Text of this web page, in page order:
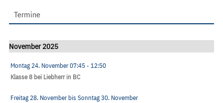
Termine
November 2025
Montag 24. November07:45- 12:50
Klasse 8 bei Liebherr in BC
Freitag 28. Novemberbis Sonntag 30. November